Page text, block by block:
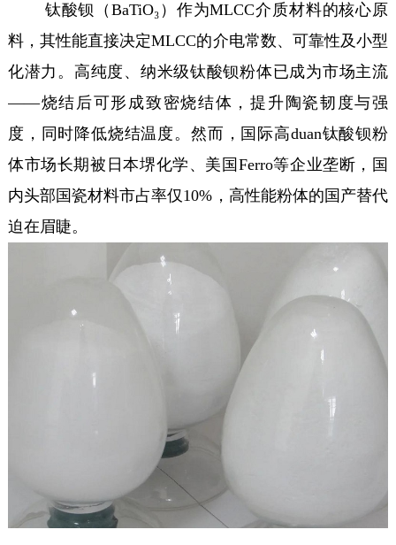
钛酸钡（BaTiO₃）作为MLCC介质材料的核心原
料，其性能直接决定MLCC的介电常数、可靠性及小型
化潜力。高纯度、纳米级钛酸钡粉体已成为市场主流
——烧结后可形成致密烧结体，提升陶瓷韧度与强
度，同时降低烧结温度。然而，国际高duan钛酸钡粉
体市场长期被日本堺化学、美国Ferro等企业垄断，国
内头部国瓷材料市占率仅10%，高性能粉体的国产替代
迫在眉睫。